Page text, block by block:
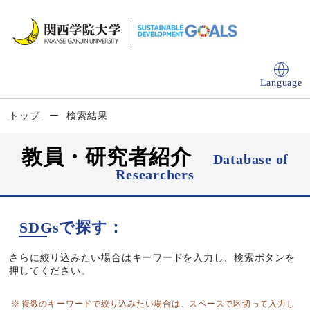
Language
トップ 検索結果
教員・研究者紹介
Database of
Researchers
SDGsで探す：
さらに絞り込みたい場合はキーワードを入力し、検索ボタンを
押してください。
複数のキーワードで絞り込みたい場合は、スペースで区切って入力し